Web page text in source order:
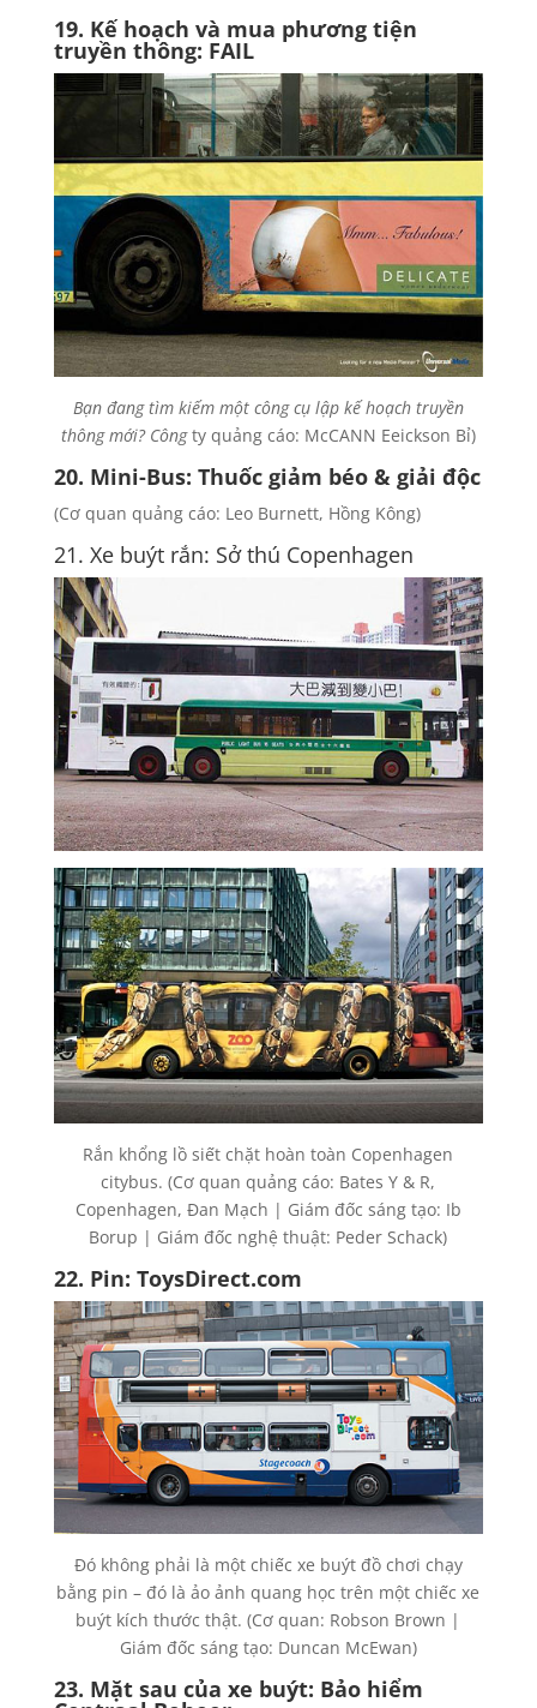
19. Kế hoạch và mua phương tiện
truyền thông: FAIL
Bạn đang tìm kiếm một công cụ lập kế hoạch truyền
thông mới? Côngty quảng cáo: McCANN Eeickson Bỉ)
20. Mini-Bus: Thuốc giảm béo & giải độc
(Cơ quan quảng cáo: Leo Burnett, Hồng Kông)
21. Xe buýt rắn: Sở thú Copenhagen
Rắn khổng lồ siết chặt hoàn toàn Copenhagen
citybus. (Cơ quan quảng cáo: Bates Y & R,
Copenhagen, Đan Mạch | Giám đốc sáng tạo: Ib
Borup | Giám đốc nghệ thuật: Peder Schack)
22. Pin: ToysDirect.com
Đó không phải là một chiếc xe buýt đồ chơi chạy
bằng pin – đó là ảo ảnh quang học trên một chiếc xe
buýt kích thước thật. (Cơ quan: Robson Brown |
Giám đốc sáng tạo: Duncan McEwan)
23. Mặt sau của xe buýt: Bảo hiểm